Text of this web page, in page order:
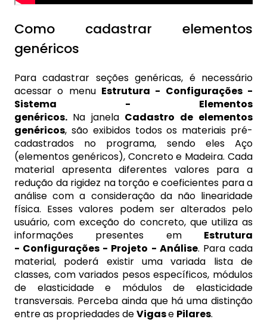
Como cadastrar elementos
genéricos
Para cadastrar seções genéricas, é necessário
acessar o menu Estrutura - Configurações -
Sistema - Elementos
genéricos. Na janela Cadastro de elementos
genéricos, são exibidos todos os materiais pré-
cadastrados no programa, sendo eles Aço
(elementos genéricos), Concreto e Madeira. Cada
material apresenta diferentes valores para a
redução da rigidez na torção e coeficientes para a
análise com a consideração da não linearidade
física. Esses valores podem ser alterados pelo
usuário, com exceção do concreto, que utiliza as
informações presentes em Estrutura
- Configurações - Projeto - Análise. Para cada
material, poderá existir uma variada lista de
classes, com variados pesos específicos, módulos
de elasticidade e módulos de elasticidade
transversais. Perceba ainda que há uma distinção
entre as propriedades deVigase Pilares.